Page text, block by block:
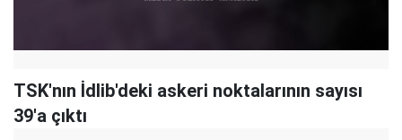
TSK'nın İdlib'deki askeri noktalarının sayısı
39'a çıktı